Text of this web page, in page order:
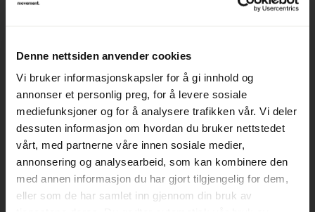
Denne nettsiden anvender cookies
Vi bruker informasjonskapsler for å gi innhold og
annonser et personlig preg, for å levere sosiale
mediefunksjoner og for å analysere trafikken vår. Vi deler
dessuten informasjon om hvordan du bruker nettstedet
vårt, med partnerne våre innen sosiale medier,
annonsering og analysearbeid, som kan kombinere den
med annen informasjon du har gjort tilgjengelig for dem,
eller som de har samlet inn gjennom din bruk av
Kite er utviklet for offentlige miljøer, kontorer og
sorteringssystem er viktig.
✅ Modulær sekskantet form – Fleksibel oppstilling og
plassbesparelse
✅ Elegant design – Passer i profesjonelle miljøer
✅ Trece-kvalitet – Bærekraftige og solide materialer
Trece Kite er et perfekt valg for deg som ønsker en
praktisk, plassbesparende og visuelt tiltalende løsning for
effektiv kildesortering.